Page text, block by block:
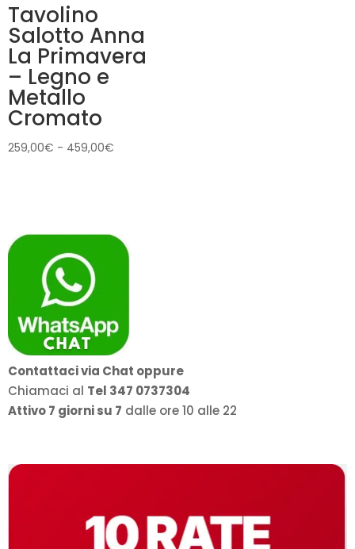
Tavolino
Salotto Anna
La Primavera
– Legno e
Metallo
Cromato
259,00€ - 459,00€
a
459,00€
Contattaci via Chat oppure
Chiamaci al Tel 347 0737304
Attivo 7 giorni su 7 dalle ore 10 alle 22